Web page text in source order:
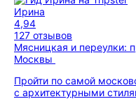
Ирина
4,94
127 отзывов
Мясницкая и переулки:
Москвы
Пройти по самой
с архитектурными